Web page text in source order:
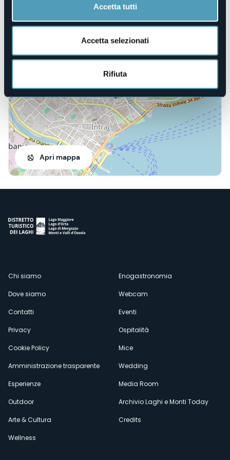
Accetta tutti
Accetta selezionati
Rifiuta
Apri mappa
Menù
secondario
Chi siamo
Dove siamo
Contatti
Privacy
Cookie Policy
Amministrazione trasparente
Esperienze
Outdoor
Arte & Cultura
Wellness
Enogastronomia
Webcam
Eventi
Ospitalità
Mice
Wedding
Media Room
Archivio Laghi e Monti Today
Credits